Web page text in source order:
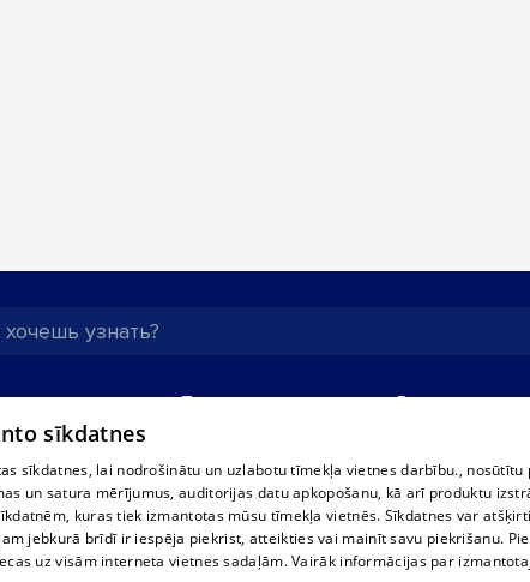
Предприятия
Bus tickets
Train tickets
В кинотеатрах
Условия
360 Ziņas
sīkdatnes
sīkdatnes, lai nodrošinātu un uzlabotu tīmekļa vietnes darbību.,
un satura mērījumus, auditorijas datu apkopošanu, kā arī produktu
kuras tiek izmantotas mūsu tīmekļa vietnēs. Sīkdatnes var
jebkurā brīdī ir iespēja piekrist, atteikties vai mainīt savu piekrišanu.
uz visām interneta vietnes sadaļām. Vairāk informācijas par